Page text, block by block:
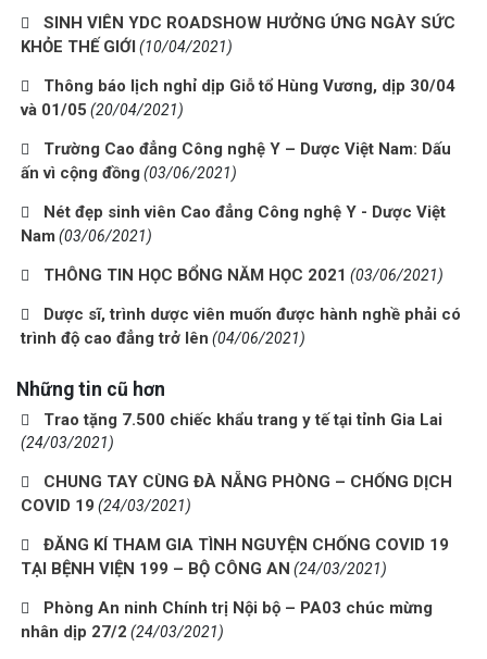
SINH VIÊN YDC ROADSHOW HƯỞNG ỨNG NGÀY SỨC
KHỎE THẾ GIỚI (10/04/2021)
Thông báo lịch nghỉ dịp Giỗ tổ Hùng Vương, dịp 30/04
và 01/05 (20/04/2021)
Trường Cao đẳng Công nghệ Y – Dược Việt Nam: Dấu
ấn vì cộng đồng (03/06/2021)
Nét đẹp sinh viên Cao đẳng Công nghệ Y - Dược Việt
Nam (03/06/2021)
THÔNG TIN HỌC BỔNG NĂM HỌC 2021 (03/06/2021)
Dược sĩ, trình dược viên muốn được hành nghề phải có
trình độ cao đẳng trở lên (04/06/2021)
Những tin cũ hơn
Trao tặng 7.500 chiếc khẩu trang y tế tại tỉnh Gia Lai
(24/03/2021)
CHUNG TAY CÙNG ĐÀ NẴNG PHÒNG – CHỐNG DỊCH
COVID 19 (24/03/2021)
ĐĂNG KÍ THAM GIA TÌNH NGUYỆN CHỐNG COVID 19
TẠI BỆNH VIỆN 199 – BỘ CÔNG AN (24/03/2021)
Phòng An ninh Chính trị Nội bộ – PA03 chúc mừng
nhân dịp 27/2 (24/03/2021)